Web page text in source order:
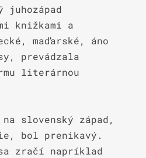
juhozápad
knižkami a
maďarské, áno
prevádzala
literárnou
slovenský západ,
bol prenikavý.
zračí napríklad